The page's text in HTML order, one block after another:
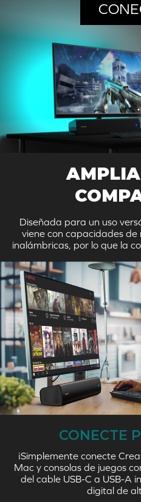
Diseñada para un uso
viene con capacidades
inalámbricas, por lo que la
CONECTE
¡Simplemente conecte
Mac y consolas de juegos
del cable USB-C a USB-A
digital de